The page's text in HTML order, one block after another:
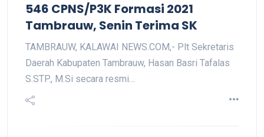
546 CPNS/P3K Formasi 2021
Tambrauw, Senin Terima SK
TAMBRAUW, KALAWAI NEWS.COM,- Plt Sekretaris
Daerah Kabupaten Tambrauw, Hasan Basri Tafalas
S.STP., M.Si secara resmi…